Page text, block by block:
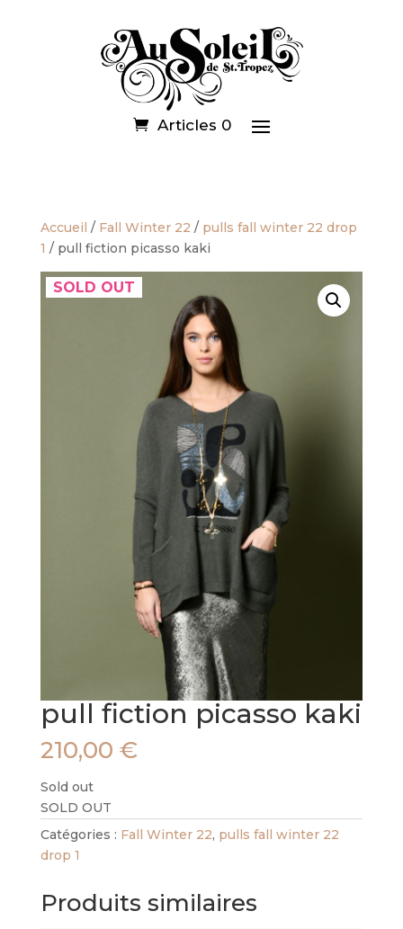
Articles 0
Accueil / Fall Winter 22 / pulls fall winter 22 drop
1 / pull fiction picasso kaki
SOLD OUT
pull fiction picasso kaki
210,00 €
Sold out
SOLD OUT
Catégories : Fall Winter 22, pulls fall winter 22
drop 1
Produits similaires